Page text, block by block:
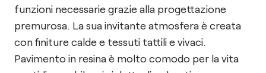
funzioni necessarie grazie alla progettazione
premurosa. La sua invitante atmosfera è creata
con finiture calde e tessuti tattili e vivaci.
Pavimento in resina è molto comodo per la vita